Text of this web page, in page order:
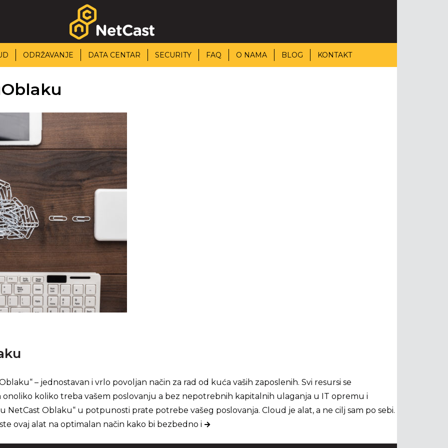
ODRŽAVANJE DATA CENTAR SECURITY FAQ O NAMA BLOG KONTAKT
– jednostavan i vrlo povoljan način za rad od kuća vaših zaposlenih. Svi resursi se
koliko treba vašem poslovanju a bez nepotrebnih kapitalnih ulaganja u IT opremu i
NetCast Oblaku“ u potpunosti prate potrebe vašeg poslovanja. Cloud je alat, a ne cilj sam po sebi.
ovaj alat na optimalan način kako bi bezbedno i